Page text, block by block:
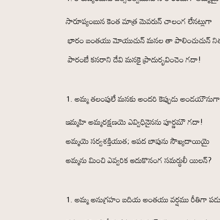
సారూప్యంబున కెంత మాత్ర మెవరున్ చాలంగ లేనట్లుగా
భారం బంతయు మోయుచున్ మనల తా పాలించుచున్
పారంబే కనరాని దేవి మనకై ప్రాదుర్భవించెం గదా!
అమ్మ తలంపులే మనకు అందరి కెప్పుడు అండయౌనుగా
ఇమ్మహి అమ్మరక్షణయె ఎవ్విధినైనను పూర్ణమౌ గదా!
అమ్మయె సర్వశక్తియుత; ఆపద బాపును సౌఖ్యదాయియై
అమ్మను మించి ఎవ్వరిక ఆదుకొనంగ సమర్థులీ యిలన్?
అమ్మ అనుగ్రహం బదియ అంతయు వర్షము రీతిగా